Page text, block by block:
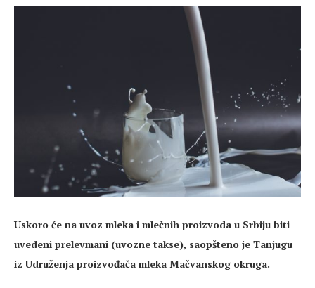
Uskoro će na uvoz mleka i mlečnih proizvoda u Srbiju biti
uvedeni prelevmani (uvozne takse), saopšteno je Tanjugu
iz Udruženja proizvođača mleka Mačvanskog okruga.